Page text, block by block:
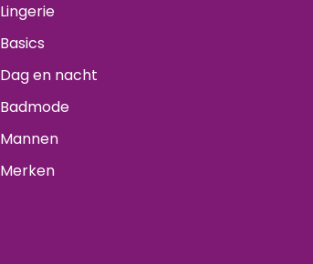
Lingerie
Basics
Dag en nacht
Badmode
Mannen
Merken